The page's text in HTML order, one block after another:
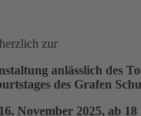
zur
anlässlich des
des Grafen
November 2025, ab